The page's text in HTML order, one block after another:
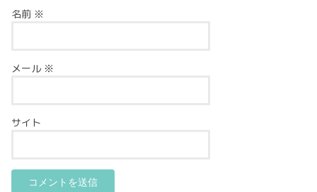
名前 ※
メール ※
サイト